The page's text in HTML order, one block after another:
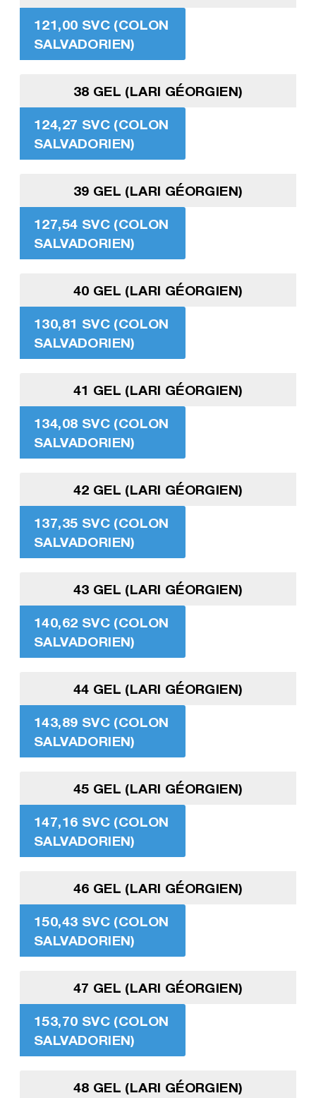
121,00 SVC (COLON
SALVADORIEN)
38 GEL (LARI GÉORGIEN)
124,27 SVC (COLON
SALVADORIEN)
39 GEL (LARI GÉORGIEN)
127,54 SVC (COLON
SALVADORIEN)
40 GEL (LARI GÉORGIEN)
130,81 SVC (COLON
SALVADORIEN)
41 GEL (LARI GÉORGIEN)
134,08 SVC (COLON
SALVADORIEN)
42 GEL (LARI GÉORGIEN)
137,35 SVC (COLON
SALVADORIEN)
43 GEL (LARI GÉORGIEN)
140,62 SVC (COLON
SALVADORIEN)
44 GEL (LARI GÉORGIEN)
143,89 SVC (COLON
SALVADORIEN)
45 GEL (LARI GÉORGIEN)
147,16 SVC (COLON
SALVADORIEN)
46 GEL (LARI GÉORGIEN)
150,43 SVC (COLON
SALVADORIEN)
47 GEL (LARI GÉORGIEN)
153,70 SVC (COLON
SALVADORIEN)
48 GEL (LARI GÉORGIEN)